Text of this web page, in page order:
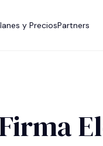
y PreciosPartners